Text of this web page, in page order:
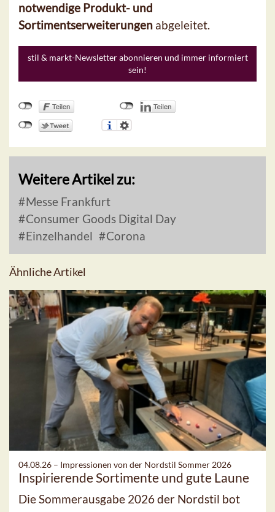
notwendige Produkt- und
Sortimentserweiterungen abgeleitet.
stil & markt-Newsletter abonnieren und immer informiert
sein!
Weitere Artikel zu:
Messe Frankfurt
Consumer Goods Digital Day
Einzelhandel
Corona
Ähnliche Artikel
04.08.26 – Impressionen von der Nordstil Sommer 2026
Inspirierende Sortimente und gute Laune
Die Sommerausgabe 2026 der Nordstil bot